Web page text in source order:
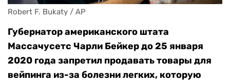
Robert F. Bukaty / AP
Губернатор американского штата
Массачусетс Чарли Бейкер до 25 января
2020 года запретил продавать товары для
вейпинга из-за болезни легких, которую